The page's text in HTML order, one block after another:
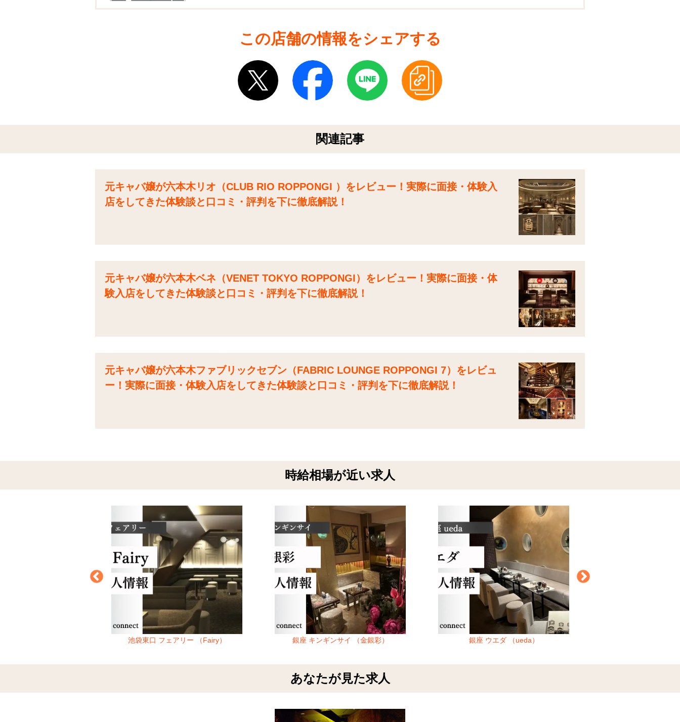
この店舗の情報をシェアする
関連記事
元キャバ嬢が六本木リオ（CLUB RIO ROPPONGI ）をレビュー！実際に面接・体験入
店をしてきた体験談と口コミ・評判を下に徹底解説！
元キャバ嬢が六本木ベネ（VENET TOKYO ROPPONGI）をレビュー！実際に面接・体
験入店をしてきた体験談と口コミ・評判を下に徹底解説！
元キャバ嬢が六本木ファブリックセブン（FABRIC LOUNGE ROPPONGI 7）をレビュ
ー！実際に面接・体験入店をしてきた体験談と口コミ・評判を下に徹底解説！
時給相場が近い求人
池袋東口 フェアリー （Fairy） 銀座 キンギンサイ （金銀彩） 銀座 ウエダ （ueda）
あなたが見た求人